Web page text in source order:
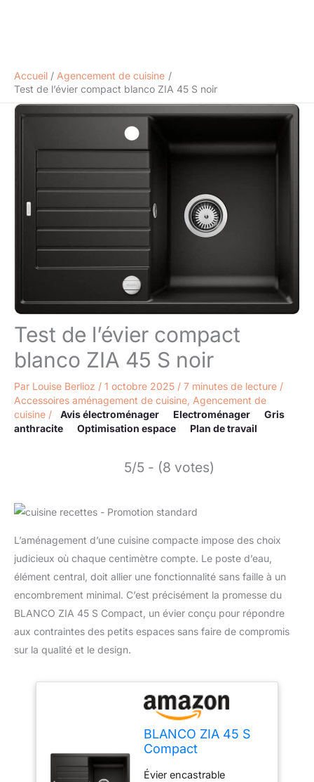
Accueil
Agencement de cuisine
Test de l’évier compact blanco ZIA 45 S noir
Test de l’évier compact
blanco ZIA 45 S noir
Par Louise Berlioz / 1 octobre 2025 / 7 minutes de lecture /
Accessoires aménagement de cuisine Agencement de
cuisine / Avis électroménager Electroménager
Gris
anthracite
Optimisation espace Plan de travail
5/5 - (8 votes)
L’aménagement d’une cuisine compacte impose des choix
judicieux où chaque centimètre compte. Le poste d’eau,
élément central, doit allier une fonctionnalité sans faille à un
encombrement minimal. C’est précisément la promesse du
BLANCO ZIA 45 S Compact, un évier conçu pour répondre
aux contraintes des petits espaces sans faire de compromis
sur la qualité et le design.
BLANCO ZIA 45 S
Compact
Évier encastrable